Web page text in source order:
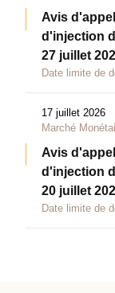
Avis
d'injection
27 juillet
Date limite de
17 juillet 2026
Marché
Avis
d'injection
20 juillet
Date limite de